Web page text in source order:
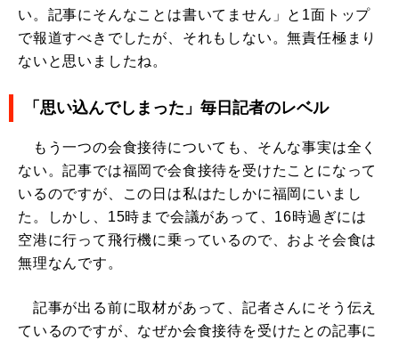
い。記事にそんなことは書いてません」と1面トップ
で報道すべきでしたが、それもしない。無責任極まり
ないと思いましたね。
「思い込んでしまった」毎日記者のレベル
もう一つの会食接待についても、そんな事実は全く
ない。記事では福岡で会食接待を受けたことになって
いるのですが、この日は私はたしかに福岡にいまし
た。しかし、15時まで会議があって、16時過ぎには
空港に行って飛行機に乗っているので、およそ会食は
無理なんです。
記事が出る前に取材があって、記者さんにそう伝え
ているのですが、なぜか会食接待を受けたとの記事に